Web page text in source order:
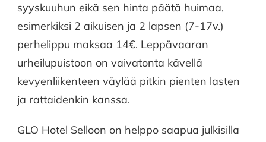
syyskuuhun eikä sen hinta päätä huimaa,
esimerkiksi 2 aikuisen ja 2 lapsen (7-17v.)
perhelippu maksaa 14€. Leppävaaran
urheilupuistoon on vaivatonta kävellä
kevyenliikenteen väylää pitkin pienten lasten
ja rattaidenkin kanssa.
GLO Hotel Selloon on helppo saapua julkisilla